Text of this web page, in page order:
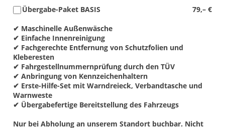
79,– €
Übergabe-Paket BASIS
✔ Maschinelle Außenwäsche
✔ Einfache Innenreinigung
✔ Fachgerechte Entfernung von Schutzfolien und
Kleberesten
✔ Fahrgestellnummernprüfung durch den TÜV
✔ Anbringung von Kennzeichenhaltern
✔ Erste-Hilfe-Set mit Warndreieck, Verbandtasche und
Warnweste
✔ Übergabefertige Bereitstellung des Fahrzeugs
Nur bei Abholung an unserem Standort buchbar. Nicht